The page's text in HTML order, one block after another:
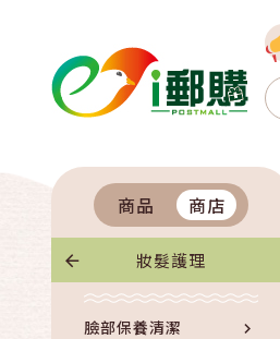
商品 商店
妝髮護理
臉部保養清潔